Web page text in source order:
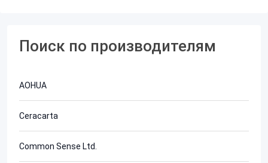
Поиск по производителям
AOHUA
Ceracarta
Common Sense Ltd.